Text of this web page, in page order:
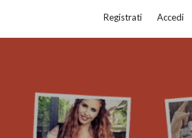
Registrati Accedi